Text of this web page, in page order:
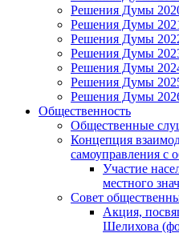
Решения Думы
Решения Думы
Решения Думы
Решения Думы
Решения Думы
Решения Думы
Решения Думы
Общественность
Общественные
Концепция
самоуправления с
Участие
местного
Совет
Акция,
Шелихова